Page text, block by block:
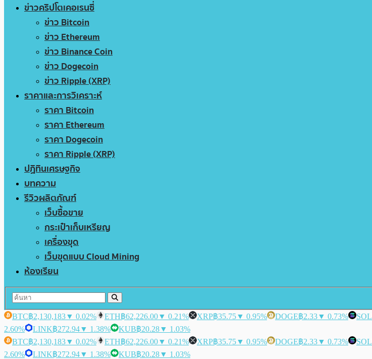
ข่าวคริปโตเคอเรนซี่
ข่าว Bitcoin
ข่าว Ethereum
ข่าว Binance Coin
ข่าว Dogecoin
ข่าว Ripple (XRP)
ราคาและการวิเคราะห์
ราคา Bitcoin
ราคา Ethereum
ราคา Dogecoin
ราคา Ripple (XRP)
ปฏิทินเศรษฐกิจ
บทความ
รีวิวผลิตภัณฑ์
เว็บซื้อขาย
กระเป๋าเก็บเหรียญ
เครื่องขุด
เว็บขุดแบบ Cloud Mining
ห้องเรียน
BTC฿2,130,183▼ 0.02% ETH฿62,226.00▼ 0.21% XRP฿35.75▼ 0.95% DOGE฿2.33▼ 0.73% SOL
2.60%
LINK฿272.94▼ 1.38% KUB฿20.28▼ 1.03%
BTC฿2,130,183▼ 0.02% ETH฿62,226.00▼ 0.21% XRP฿35.75▼ 0.95% DOGE฿2.33▼ 0.73% SOL
2.60%
LINK฿272.94▼ 1.38% KUB฿20.28▼ 1.03%